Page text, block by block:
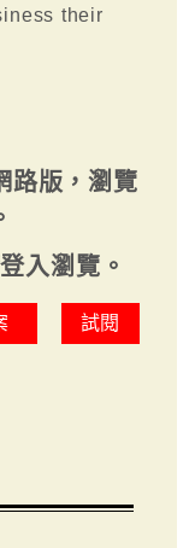
their
路版，瀏覽
入瀏覽。
試閱